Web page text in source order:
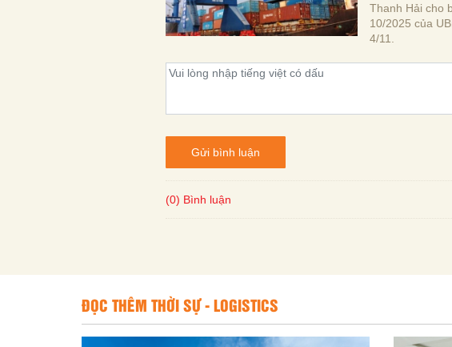
Thanh Hải cho
10/2025 của
4/11.
Gửi bình luận
(0) Bình luận
ĐỌC THÊM THỜI SỰ - LOGISTICS